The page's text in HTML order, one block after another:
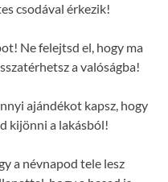
csodával érkezik!
Ne felejtsd el, hogy ma
a valóságba!
ajándékot kapsz, hogy
kijönni a lakásból!
a névnapod tele lesz